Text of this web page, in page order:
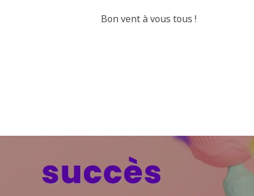
Bon vent à vous tous !